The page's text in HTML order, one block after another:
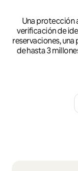
Una protección
verificación de
reservaciones,
de hasta 3